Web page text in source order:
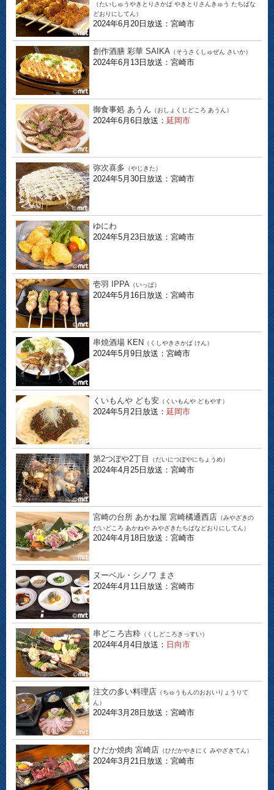
（たいしゅうやきとりさかば やきとりさんきゅう たちばな
どおりにしてん）
2024年6月20日放送：宮崎市
創作酒膳 彩華 SAIKA （そうさくしゅぜん さいか）
2024年6月13日放送：宮崎市
御食事処 あうん （おしょくじどころ あうん）
2024年6月6日放送： 延岡市
弥次喜多 （やじきた）
2024年5月30日放送：宮崎市
ゆにわ
2024年5月23日放送：宮崎市
壱羽 IPPA （いっぱ）
2024年5月16日放送：宮崎市
串焼酒場 KEN （くしやきさかば けん）
2024年5月9日放送：宮崎市
くいもんや ども安 （くいもんや どもやす）
2024年5月2日放送： 延岡市
第2つぼや2丁目 （だいにつぼやにちょうめ）
2024年4月25日放送：宮崎市
宮崎の台所 あかね屋 宮崎橘通西店 （みやざきの
だいどころ あかねや みやざきたちばなどおりにしてん）
2024年4月18日放送：宮崎市
ヌーベル・シノワ まさ
2024年4月11日放送：宮崎市
串どころ吉粋 （くしどころきっすい）
2024年4月4日放送： 日向市
注文の多い料理店 （ちゅうもんのおおいりょうりて
ん）
2024年3月28日放送：宮崎市
ひだか焼肉 宮崎店 （ひだかやきにく みやざきてん）
2024年3月21日放送：宮崎市